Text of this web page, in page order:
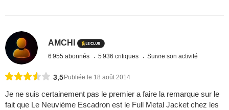
AMCHI
6 955 abonnés 5 936 critiques Suivre son activité
3,5Publiée le 18 août 2014
Je ne suis certainement pas le premier a faire la remarque sur le
fait que Le Neuvième Escadron est le Full Metal Jacket chez les